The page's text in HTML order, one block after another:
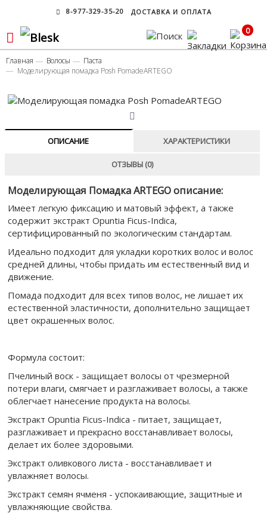
8-977-329-35-20 ДОСТАВКА И ОПЛАТА
0
Главная Волосы
Паста
Моделирующая помадка Posh PomadeARTEGO
ОПИСАНИЕ ХАРАКТЕРИСТИКИ
ОТЗЫВЫ (0)
Моделирующая Помадка ARTEGO описание:
Имеет легкую фиксацию и матовый эффект, а также
содержит экстракт Opuntia Ficus-Indica,
сертифицированный по экологическим стандартам.
Идеально подходит для укладки коротких волос и волос
средней длины, чтобы придать им естественный вид и
движение.
Помада подходит для всех типов волос, не лишает их
естественной эластичности, дополнительно защищает
цвет окрашенных волос.
Формула состоит:
Пчелиный воск - защищает волосы от чрезмерной
потери влаги, смягчает и разглаживает волосы, а также
облегчает нанесение продукта на волосы.
Экстракт Opuntia Ficus-Indica - питает, защищает,
разглаживает и прекрасно восстанавливает волосы,
делает их более здоровыми.
Экстракт оливкового листа - восстанавливает и
увлажняет волосы.
Экстракт семян ячменя - успокаивающие, защитные и
увлажняющие свойства.